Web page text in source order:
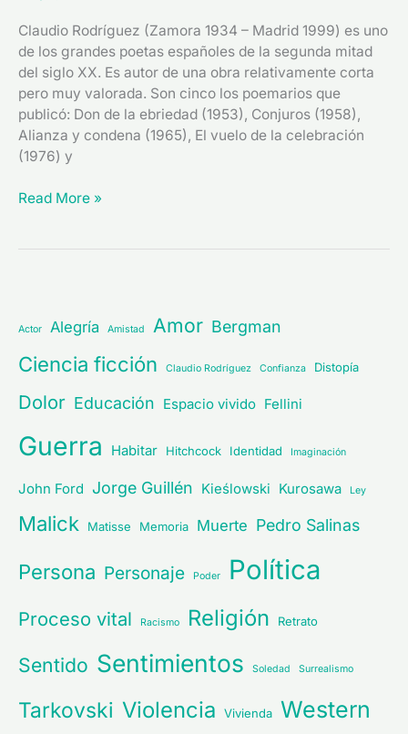
Claudio Rodríguez (Zamora 1934 – Madrid 1999) es uno
de los grandes poetas españoles de la segunda mitad
del siglo XX. Es autor de una obra relativamente corta
pero muy valorada. Son cinco los poemarios que
publicó: Don de la ebriedad (1953), Conjuros (1958),
Alianza y condena (1965), El vuelo de la celebración
(1976) y
Read More »
Actor Alegría Amistad Amor Bergman
Ciencia ficción Claudio Rodríguez Confianza Distopía
Dolor Educación Espacio vivido Fellini
Guerra Habitar Hitchcock Identidad Imaginación
John Ford Jorge Guillén Kieślowski Kurosawa Ley
Malick Matisse Memoria Muerte Pedro Salinas
Persona Personaje Poder Política
Proceso vital Racismo Religión Retrato
Sentido Sentimientos Soledad Surrealismo
Tarkovski Violencia Vivienda Western